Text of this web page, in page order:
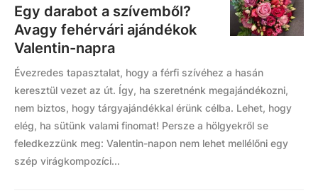
Egy darabot a szívemből?
Avagy fehérvári ajándékok
Valentin-napra
Évezredes tapasztalat, hogy a férfi szívéhez a hasán
keresztül vezet az út. Így, ha szeretnénk megajándékozni,
nem biztos, hogy tárgyajándékkal érünk célba. Lehet, hogy
elég, ha sütünk valami finomat! Persze a hölgyekről se
feledkezzünk meg: Valentin-napon nem lehet mellélőni egy
szép virágkompozíci...